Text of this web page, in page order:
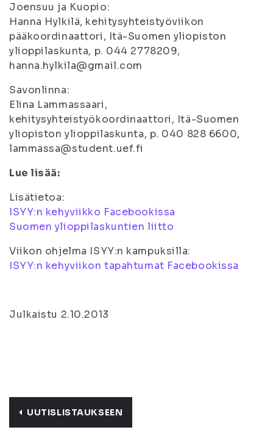
Joensuu ja Kuopio:
Hanna Hylkilä, kehitysyhteistyöviikon
pääkoordinaattori, Itä-Suomen yliopiston
ylioppilaskunta, p. 044 2778209,
hanna.hylkila@gmail.com
Savonlinna:
Elina Lammassaari,
kehitysyhteistyökoordinaattori, Itä-Suomen
yliopiston ylioppilaskunta, p. 040 828 6600,
lammassa@student.uef.fi
Lue lisää:
Lisätietoa:
ISYY:n kehyviikko Facebookissa
Suomen ylioppilaskuntien liitto
Viikon ohjelma ISYY:n kampuksilla:
ISYY:n kehyviikon tapahtumat Facebookissa
Julkaistu 2.10.2013
UUTISLISTAUKSEEN